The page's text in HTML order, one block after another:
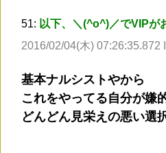
51: 以下、＼(^o^)／でVIPが
2016/02/04(木) 07:26:35.872
基本ナルシストやから
これをやってる自分が嫌
どんどん見栄えの悪い選